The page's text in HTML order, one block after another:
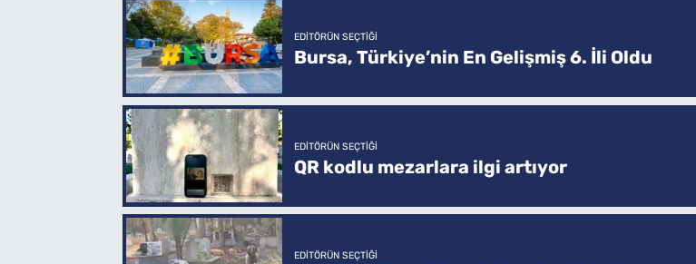
EDITÖRÜN SEÇTIĞI
Bursa, Türkiye’nin En Gelişmiş 6. İli Oldu
EDITÖRÜN SEÇTIĞI
QR kodlu mezarlara ilgi artıyor
EDITÖRÜN SEÇTIĞI